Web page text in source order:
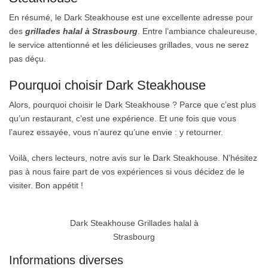
En résumé, le Dark Steakhouse est une excellente adresse pour
des grillades halal à Strasbourg . Entre l’ambiance chaleureuse,
le service attentionné et les délicieuses grillades, vous ne serez
pas déçu.
Pourquoi choisir Dark Steakhouse
Alors, pourquoi choisir le Dark Steakhouse ? Parce que c’est plus
qu’un restaurant, c’est une expérience. Et une fois que vous
l’aurez essayée, vous n’aurez qu’une envie : y retourner.
Voilà, chers lecteurs, notre avis sur le Dark Steakhouse. N’hésitez
pas à nous faire part de vos expériences si vous décidez de le
visiter. Bon appétit !
Dark Steakhouse Grillades halal à
Strasbourg
Informations diverses